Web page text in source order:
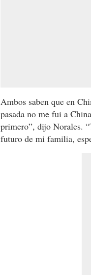
Ambos saben que en
pasada no me fui a
primero”, dijo Norales.
futuro de mi familia,